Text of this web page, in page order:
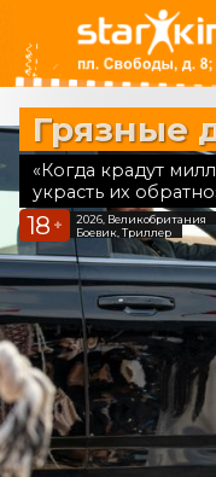
Грязные
«Когда крадут
украсть их
18 +
2026, Великобритания
Боевик, Триллер